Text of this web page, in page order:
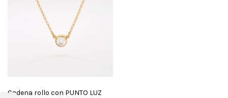
Cadena rollo con PUNTO LUZ